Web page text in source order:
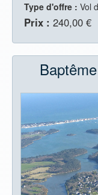
Type d'offre : Vol
Prix : 240,00 €